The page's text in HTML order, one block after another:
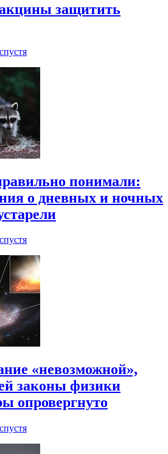
защитить
понимали:
о дневных и ночных
«невозможной»,
законы физики
опровергнуто